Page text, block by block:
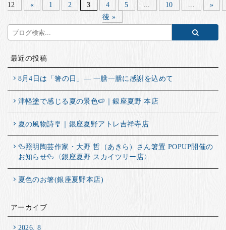
12
« 1 2 3 4 5 ... 10 ...
»
後 »
最近の投稿
8月4日は「箸の日」― 一膳一膳に感謝を込めて
津軽塗で感じる夏の景色🍉｜銀座夏野 本店
夏の風物詩🎐｜銀座夏野アトレ吉祥寺店
🦆照明陶芸作家・大野 哲（あきら）さん箸置 POPUP開催の
お知らせ🦆〈銀座夏野 スカイツリー店〉
夏色のお箸(銀座夏野本店)
アーカイブ
2026. 8